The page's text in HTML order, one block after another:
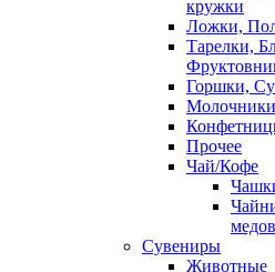
кружки
Ложки,
Тарелки,
Горшки,
Прочее
Чай/Кофе
Сувениры
Животные